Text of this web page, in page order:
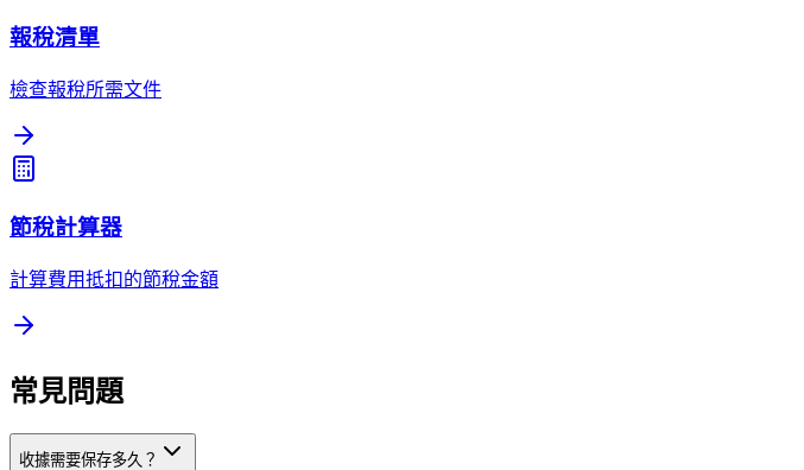
報稅清單
檢查報稅所需文件
節稅計算器
計算費用抵扣的節稅金額
常見問題
收據需要保存多久？